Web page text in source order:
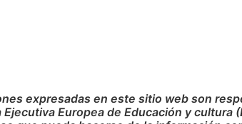
expresadas en este sitio web son
Europea de Educación y cultura